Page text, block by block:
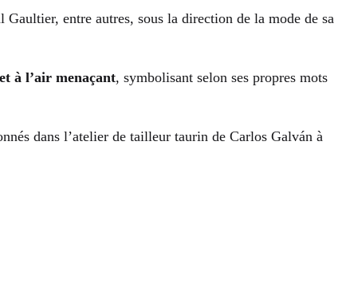
entre autres, sous la direction de la mode de sa
à l’air menaçant, symbolisant selon ses propres mots
dans l’atelier de tailleur taurin de Carlos Galván à